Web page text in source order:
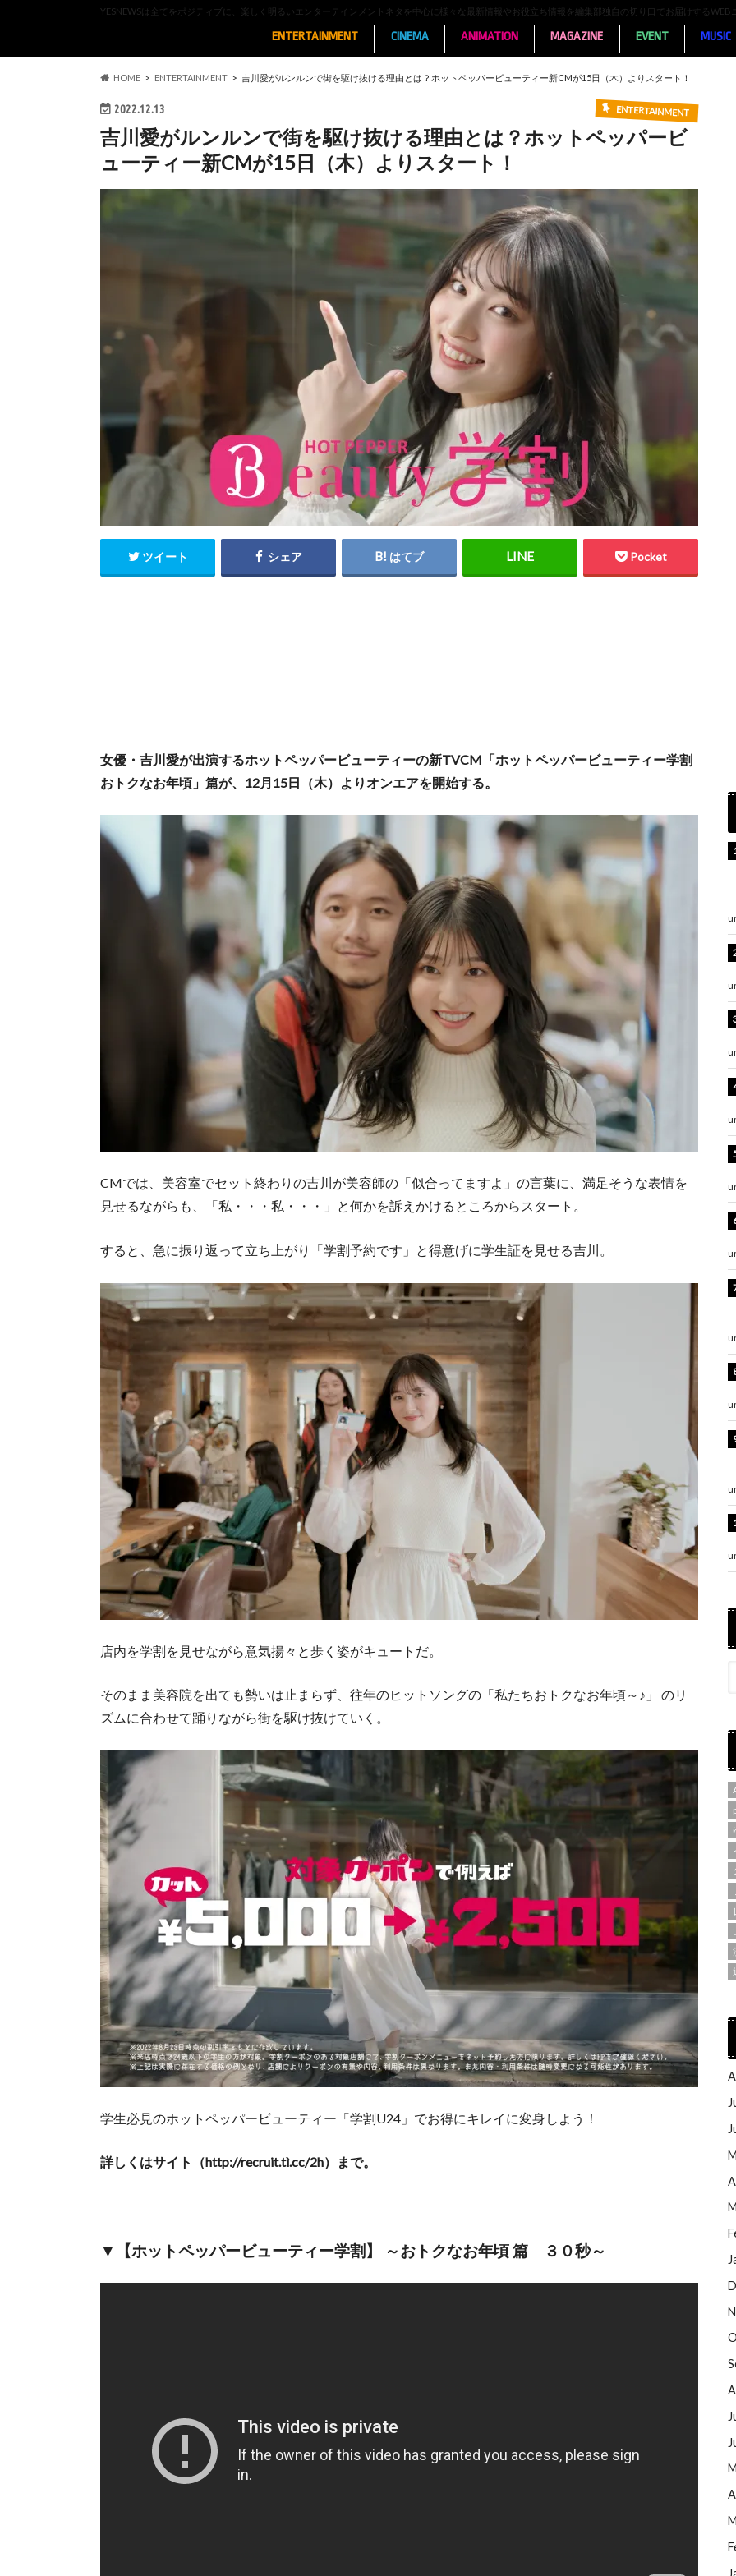
YESNEWSは全てをポジティブに、楽しく明るいエンターテインメントネタを中心に様々な最新情報やお役立ち情報を編集部独自の切り口でお届けするWEB
ENTERTAINMENT CINEMA ANIMATION MAGAZINE EVENT MUSIC
HOME ENTERTAINMENT 吉川愛がルンルンで街を駆け抜ける理由とは？ホットペッパービューティー新CMが15日（木）よりスタート！
2022.12.13 ENTERTAINMENT
吉川愛がルンルンで街を駆け抜ける理由とは？ホットペッパービ
ューティー新CMが15日（木）よりスタート！
ツイート シェア はてブ Pocket
女優・吉川愛が出演するホットペッパービューティーの新TVCM「ホットペッパービューティー学割
おトクなお年頃」篇が、12月15日（木）よりオンエアを開始する。
CMでは、美容室でセット終わりの吉川が美容師の「似合ってますよ」の言葉に、満足そうな表情を
見せるながらも、「私・・・私・・・」と何かを訴えかけるところからスタート。
すると、急に振り返って立ち上がり「学割予約です」と得意げに学生証を見せる吉川。
店内を学割を見せながら意気揚々と歩く姿がキュートだ。
そのまま美容院を出ても勢いは止まらず、往年のヒットソングの「私たちおトクなお年頃～♪」 のリ
ズムに合わせて踊りながら街を駆け抜けていく。
学生必見のホットペッパービューティー「学割U24」でお得にキレイに変身しよう！
詳しくはサイト（http://recruit.tì.cc/2h）まで。
▼【ホットペッパービューティー学割】 ～おトクなお年頃 篇 ３０秒～